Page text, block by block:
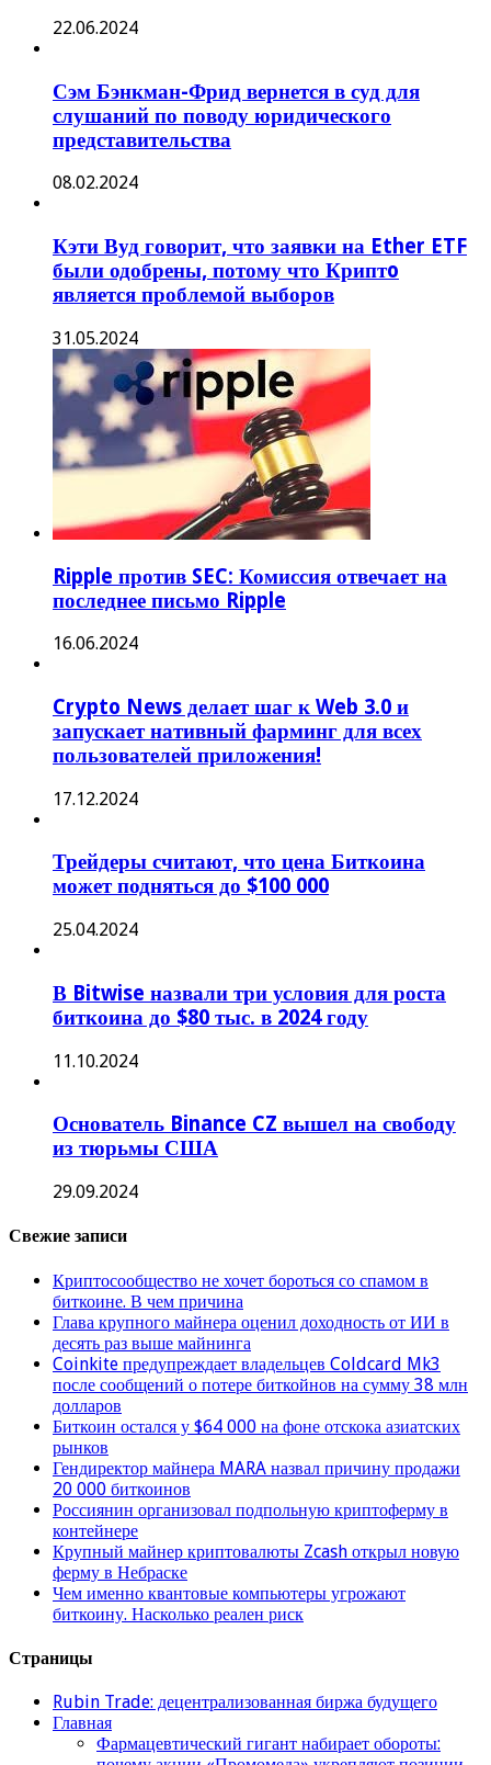
22.06.2024
Сэм Бэнкман-Фрид вернется в суд для
слушаний по поводу юридического
представительства
08.02.2024
Кэти Вуд говорит, что заявки на Ether ETF
были одобрены, потому что Криптo
является проблемой выборов
31.05.2024
Ripple против SEC: Комиссия отвечает на
последнее письмо Ripple
16.06.2024
Crypto News делает шаг к Web 3.0 и
запускает нативный фарминг для всех
пользователей приложения!
17.12.2024
Трейдеры считают, что цена Биткоина
может подняться до $100 000
25.04.2024
В Bitwise назвали три условия для роста
биткоина до $80 тыс. в 2024 году
11.10.2024
Основатель Binance CZ вышел на свободу
из тюрьмы США
29.09.2024
Свежие записи
Криптосообщество не хочет бороться со спамом в
биткоине. В чем причина
Глава крупного майнера оценил доходность от ИИ в
десять раз выше майнинга
Coinkite предупреждает владельцев Coldcard Mk3
после сообщений о потере биткойнов на сумму 38 млн
долларов
Биткоин остался у $64 000 на фоне отскока азиатских
рынков
Гендиректор майнера MARA назвал причину продажи
20 000 биткоинов
Россиянин организовал подпольную криптоферму в
контейнере
Крупный майнер криптовалюты Zcash открыл новую
ферму в Небраске
Чем именно квантовые компьютеры угрожают
биткоину. Насколько реален риск
Страницы
Rubin Trade: децентрализованная биржа будущего
Главная
Фармацевтический гигант набирает обороты: